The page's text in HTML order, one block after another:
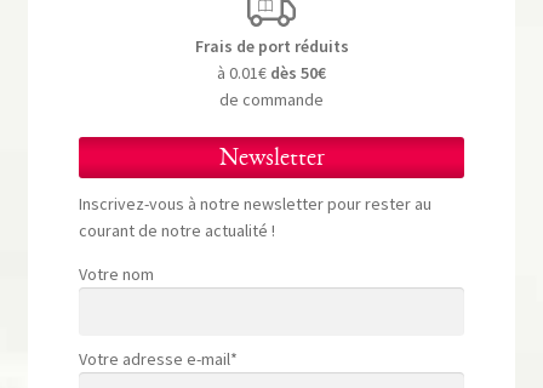
Frais de port réduits
à 0.01€ dès 50€
de commande
Newsletter
Inscrivez-vous à notre newsletter pour rester au
courant de notre actualité !
Votre nom
Votre adresse e-mail*